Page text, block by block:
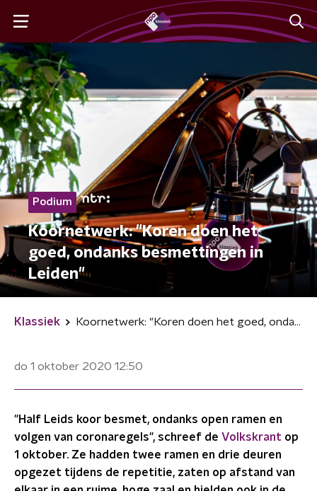
Podium
Koornetwerk: "Koren doen het
goed, ondanks besmettingen in
Leiden"
Klassiek Koornetwerk: "Koren doen het goed, ondanks besmettingen in Leiden"
do 1 oktober 2020 12:50
"Half Leids koor besmet, ondanks open ramen en
volgen van coronaregels", schreef de Volkskrant op
1 oktober. Ze hadden twee ramen en drie deuren
opgezet tijdens de repetitie, zaten op afstand van